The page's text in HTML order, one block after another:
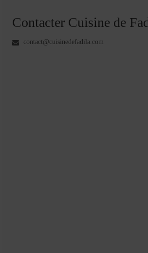
Contacter Cuisine de
contact@cuisinedefadila.com